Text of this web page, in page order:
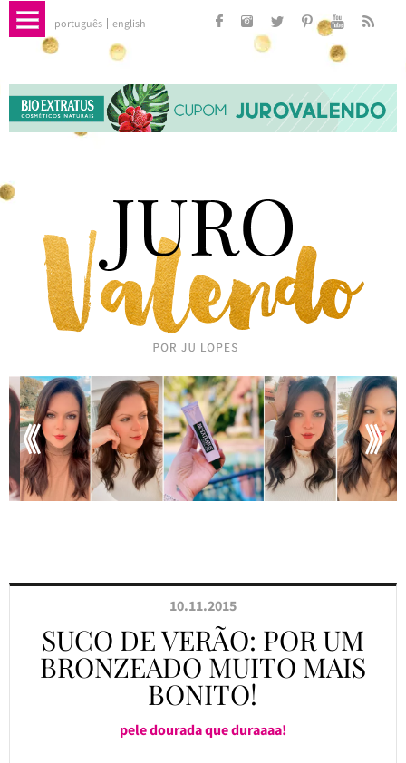
português english
10.11.2015
SUCO DE VERÃO: POR UM
BRONZEADO MUITO MAIS
BONITO!
pele dourada que duraaaa!